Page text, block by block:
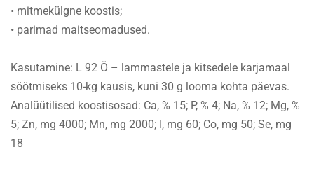
• mitmekülgne koostis;
• parimad maitseomadused.
Kasutamine: L 92 Ö – lammastele ja kitsedele karjamaal
söötmiseks 10-kg kausis, kuni 30 g looma kohta päevas.
Analüütilised koostisosad: Ca, % 15; P, % 4; Na, % 12; Mg, %
5; Zn, mg 4000; Mn, mg 2000; I, mg 60; Co, mg 50; Se, mg
18